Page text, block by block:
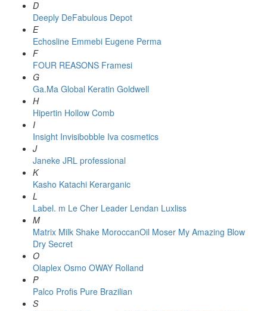
D
Deeply DeFabulous Depot
E
Echosline Emmebi Eugene Perma
F
FOUR REASONS Framesi
G
Ga.Ma Global Keratin Goldwell
H
Hipertin Hollow Comb
I
Insight Invisibobble Iva cosmetics
J
Janeke JRL professional
K
Kasho Katachi Kerarganic
L
Label. m Le Cher Leader Lendan Luxliss
M
Matrix Milk Shake MoroccanOil Moser My Amazing Blow
Dry Secret
O
Olaplex Osmo OWAY Rolland
P
Palco Profis Pure Brazilian
S